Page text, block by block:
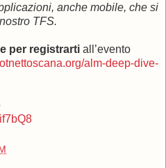
anche mobile, che si
TFS.
per registrarti all’evento
alm-deep-dive-